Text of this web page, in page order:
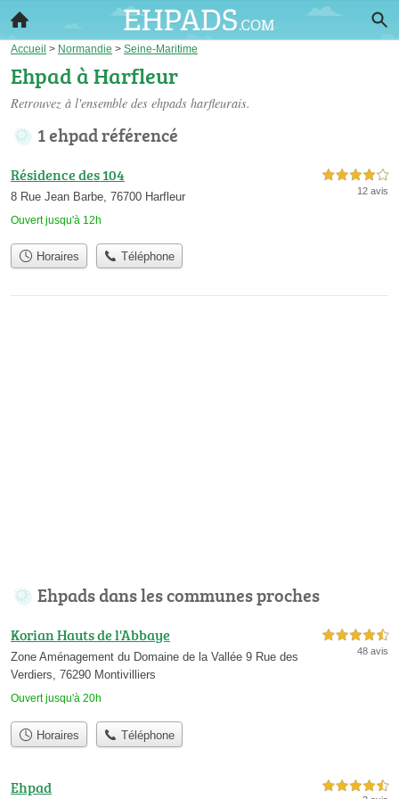
Accueil > Normandie > Seine-Maritime
Ehpad à Harfleur
Retrouvez à l'ensemble des ehpads harfleurais.
1 ehpad référencé
Résidence des 104
8 Rue Jean Barbe, 76700 Harfleur
Ouvert jusqu'à 12h
4,0 étoiles sur 5
12 avis
Horaires Téléphone
Ehpads dans les communes proches
Korian Hauts de l'Abbaye
Zone Aménagement du Domaine de la Vallée 9 Rue des
Verdiers, 76290 Montivilliers
Ouvert jusqu'à 20h
4,5 étoiles sur 5
48 avis
Horaires Téléphone
Ehpad 4,5 étoiles sur 5